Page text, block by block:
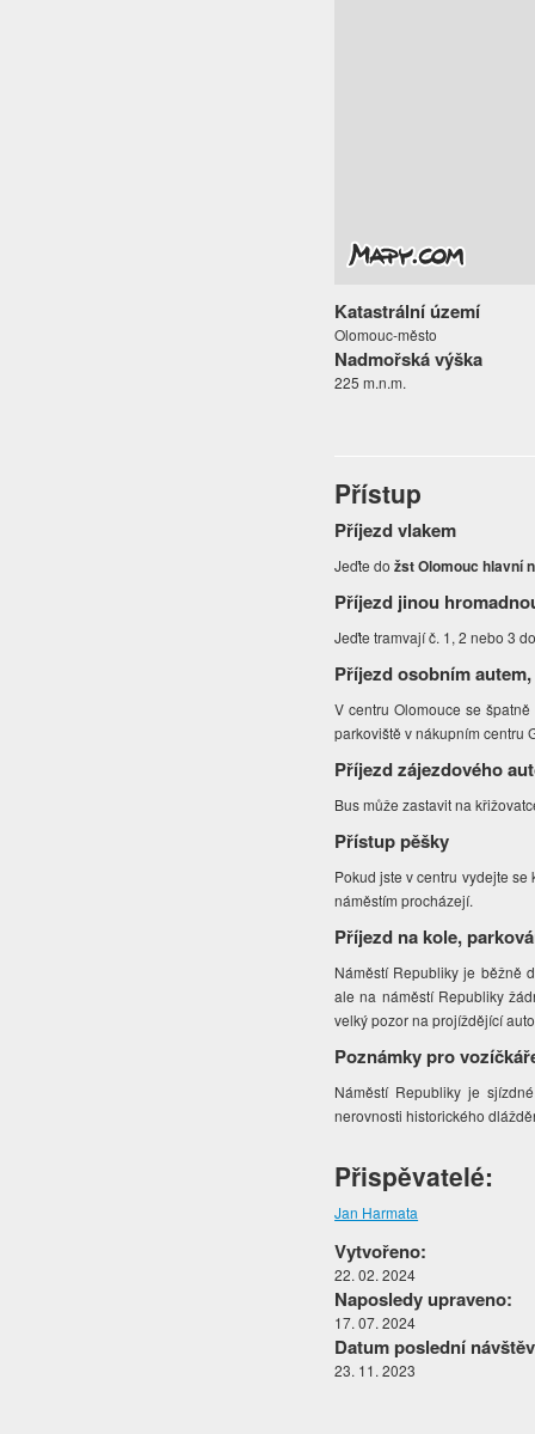
Katastrální území
Olomouc-město
Nadmořská výška
225 m.n.m.
Přístup
Příjezd vlakem
Jeďte do žst Olomouc hlavní
Příjezd jinou
Jeďte tramvají č. 1, 2 nebo 3
Příjezd osobním
V centru Olomouce se
parkoviště v nákupním centru
Příjezd zájezdového
Bus může zastavit na
Přístup pěšky
Pokud jste v centru vydejte
náměstím procházejí.
Příjezd na kole,
Náměstí Republiky je běžně
ale na náměstí Republiky
velký pozor na projíždějící
Poznámky pro
Náměstí Republiky je
nerovnosti historického
Přispěvatelé:
Jan Harmata
Vytvořeno:
22. 02. 2024
Naposledy upraveno:
17. 07. 2024
Datum poslední
23. 11. 2023